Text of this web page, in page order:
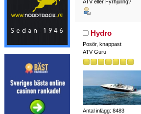
ATV eller Fyrhjuling?
Hydro
Posör, knappast
ATV Guru
Antal inlägg: 8483